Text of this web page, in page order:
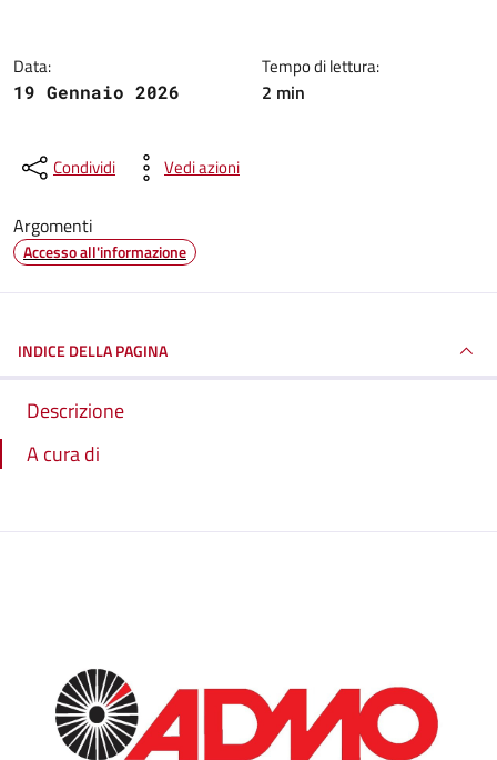
Data:
19 Gennaio 2026
Tempo di lettura:
2 min
Condividi Vedi azioni
Argomenti
Accesso all'informazione
INDICE DELLA PAGINA
Descrizione
A cura di